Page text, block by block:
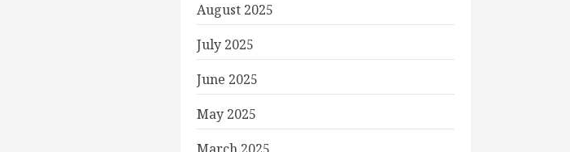
August 2025
July 2025
June 2025
May 2025